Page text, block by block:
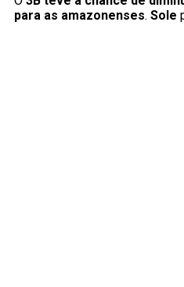
para as amazonenses. Sole